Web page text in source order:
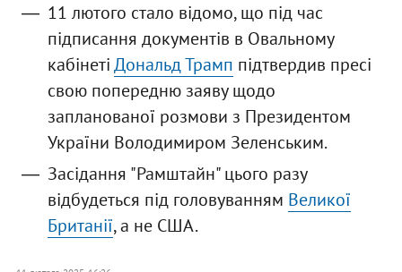
11 лютого стало відомо, що під час
підписання документів в Овальному
кабінетіДональд Трамп підтвердив пресі
свою попередню заяву щодо
запланованої розмови з Президентом
України Володимиром Зеленським.
Засідання "Рамштайн" цього разу
відбудеться під головуванням Великої
Британії, а не США.